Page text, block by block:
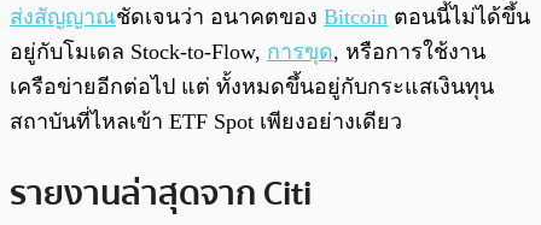
ส่งสัญญาณชัดเจนว่า อนาคตของ Bitcoin ตอนนี้ไม่ได้ขึ้น
อยู่กับโมเดล Stock-to-Flow, การขุด, หรือการใช้งาน
เครือข่ายอีกต่อไป แต่ ทั้งหมดขึ้นอยู่กับกระแสเงินทุน
สถาบันที่ไหลเข้า ETF Spot เพียงอย่างเดียว
รายงานล่าสุดจาก Citi